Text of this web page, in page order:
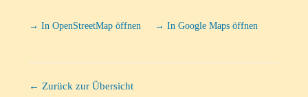
→ In OpenStreetMap öffnen → In Google Maps öffnen
← Zurück zur Übersicht